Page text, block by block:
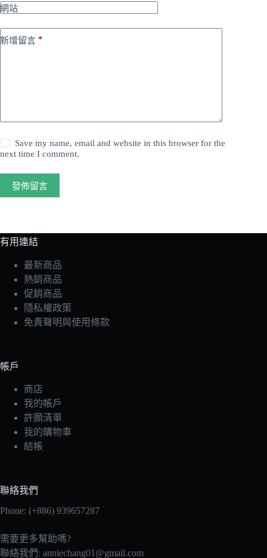
網站
新增留言 *
Save my name, email and website in this browser for the
next time I comment.
發佈留言
有用連結
最新商品
熱銷商品
促銷商品
隱私權政策
免責聲明與使用條款
帳戶
商店
我的帳戶
許願清單
我的購物車
結帳
聯絡我們
Phone: (+886) 939657287
需要更多幫助嗎?
聯絡我們: anniechang01@gmail.com